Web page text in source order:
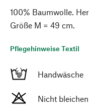
100% Baumwolle.
Größe M = 49 cm.
Pflegehinweise Textil
Handwäsche
Nicht bleichen